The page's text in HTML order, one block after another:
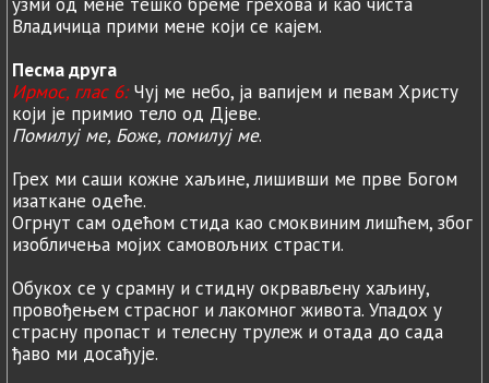
Владичица прими мене који се кајем.
Песма друга
Ирмос, глас 6:Чуј ме небо, ја вапијем и певам Христу
који је примио тело од Дјеве.
Помилуј ме, Боже, помилуј ме.
Грех ми саши кожне хаљине, лишивши ме прве Богом
изаткане одеће.
Огрнут сам одећом стида као смоквиним лишћем, због
изобличења мојих самовољних страсти.
Обукох се у срамну и стидну окрвављену хаљину,
провођењем страсног и лакомног живота. Упадох у
страсну пропаст и телесну трулеж и отада до сада
ђаво ми досађује.